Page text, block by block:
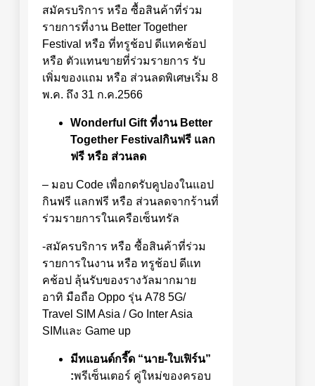
สมัครบริการ หรือ ซื้อสินค้าที่ร่วม
รายการที่งาน Better Together
Festival หรือ ที่ทรูช้อป ดีแทคช้อป
หรือ ตัวแทนขายที่ร่วมรายการ รับ
เพิ่มของแถม หรือ ส่วนลดพิเศษเริ่ม 8
พ.ค. ถึง 31 ก.ค.2566
Wonderful Gift ที่งาน Better
Together Festival กินฟรี แลก
ฟรี หรือ ส่วนลด
– มอบ Code เพื่อกดรับคูปองในแอป
กินฟรี แลกฟรี หรือ ส่วนลดจากร้านที่
ร่วมรายการในเครือเซ็นทรัล
-สมัครบริการ หรือ ซื้อสินค้าที่ร่วม
รายการในงาน หรือ ทรูช้อป ดีแท
คช้อป ลุ้นรับของรางวัลมากมาย
อาทิ มือถือ Oppo รุ่น A78 5G/
Travel SIM Asia / Go Inter Asia
SIMและ Game up
มีทแอนด์กรี๊ด “นาย-ใบเฟิร์น”
:พรีเซ็นเตอร์ คู่ใหม่ของครอบ